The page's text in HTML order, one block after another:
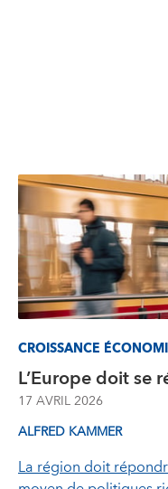
CROISSANCE
L’Europe doit se
17 AVRIL 2026
ALFRED KAMMER
La région doit